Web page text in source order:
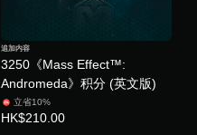
3250《Mass Effect™:
Andromeda》积分 (英文版)
追加内容
立省10%
HK$210.00